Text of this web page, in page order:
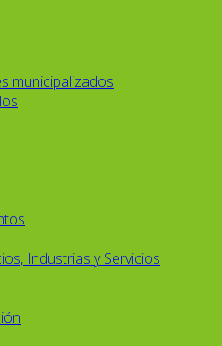
municipalizados
Industrias y Servicios